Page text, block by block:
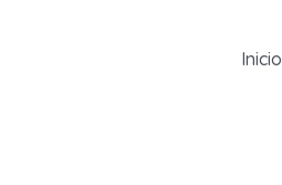
Inicio